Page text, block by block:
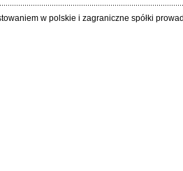
w polskie i zagraniczne spółki